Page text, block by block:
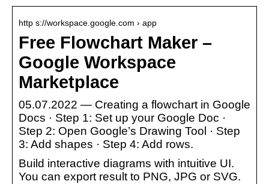
http s://workspace.google.com › app
Free Flowchart Maker –
Google Workspace
Marketplace
05.07.2022 — Creating a flowchart in Google
Docs · Step 1: Set up your Google Doc ·
Step 2: Open Google’s Drawing Tool · Step
3: Add shapes · Step 4: Add rows.
Build interactive diagrams with intuitive UI.
You can export result to PNG, JPG or SVG.